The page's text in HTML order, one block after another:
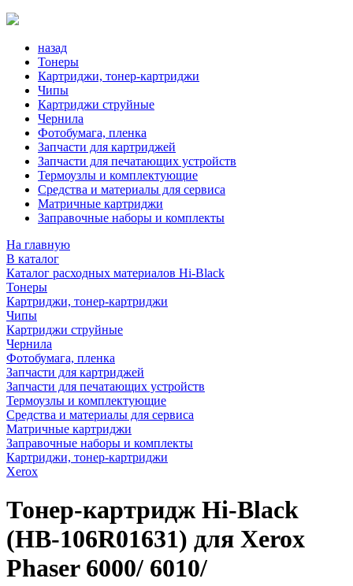
назад
Тонеры
Картриджи, тонер-картриджи
Чипы
Картриджи струйные
Чернила
Фотобумага, пленка
Запчасти для картриджей
Запчасти для печатающих устройств
Термоузлы и комплектующие
Средства и материалы для сервиса
Матричные картриджи
Заправочные наборы и комплекты
На главную
В каталог
Каталог расходных материалов Hi-Black
Тонеры
Картриджи, тонер-картриджи
Чипы
Картриджи струйные
Чернила
Фотобумага, пленка
Запчасти для картриджей
Запчасти для печатающих устройств
Термоузлы и комплектующие
Средства и материалы для сервиса
Матричные картриджи
Заправочные наборы и комплекты
Картриджи, тонер-картриджи
Xerox
Тонер-картридж Hi-Black
(HB-106R01631) для Xerox
Phaser 6000/ 6010/